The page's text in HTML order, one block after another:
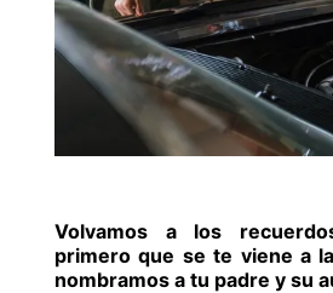
Volvamos a los
primero que se te viene a
nombramos a tu padre y su